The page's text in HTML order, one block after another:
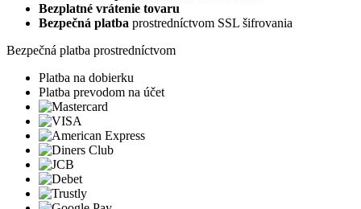
Bezplatné vrátenie tovaru
Bezpečná platba prostredníctvom SSL šifrovania
Bezpečná platba prostredníctvom
Platba na dobierku
Platba prevodom na účet